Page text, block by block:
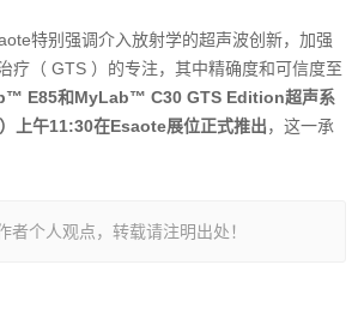
特别强调介入放射学的超声波创新，加强
疗（ GTS ）的专注，其中精确度和可信度至
E85和MyLab™ C30 GTS Edition超声系
上午11:30在Esaote展位正式推出，这一承
者个人观点，转载请注明出处！